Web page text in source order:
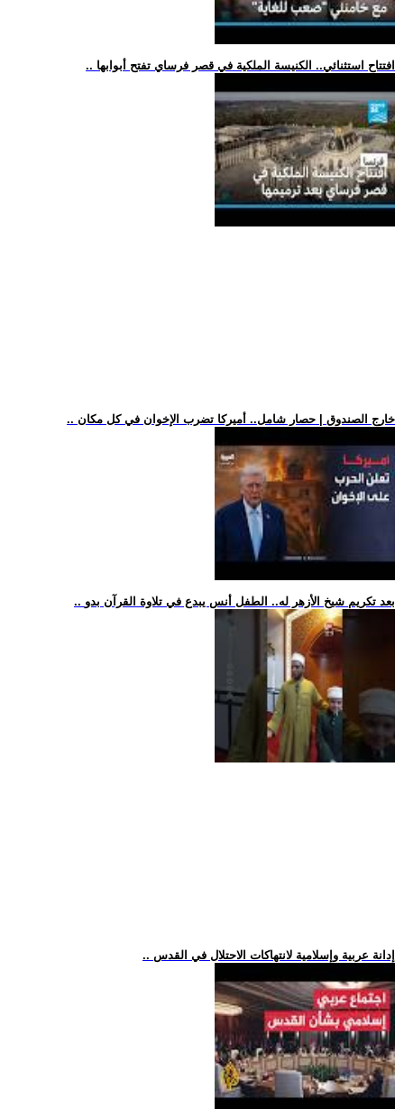
.. افتتاح استثنائي.. الكنيسة الملكية في قصر فرساي تفتح أبوابها
.. خارج الصندوق | حصار شامل.. أميركا تضرب الإخوان في كل مكان
.. بعد تكريم شيخ الأزهر له.. الطفل أنس يبدع في تلاوة القرآن بدو
.. إدانة عربية وإسلامية لانتهاكات الاحتلال في القدس